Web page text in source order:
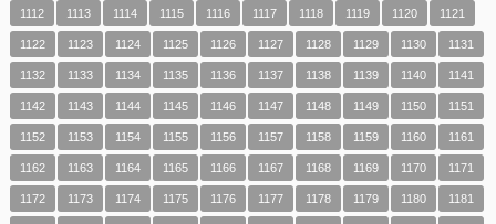
1112 1113 1114 1115 1116 1117 1118 1119 1120 1121
1122 1123 1124 1125 1126 1127 1128 1129 1130 1131
1132 1133 1134 1135 1136 1137 1138 1139 1140 1141
1142 1143 1144 1145 1146 1147 1148 1149 1150 1151
1152 1153 1154 1155 1156 1157 1158 1159 1160 1161
1162 1163 1164 1165 1166 1167 1168 1169 1170 1171
1172 1173 1174 1175 1176 1177 1178 1179 1180 1181